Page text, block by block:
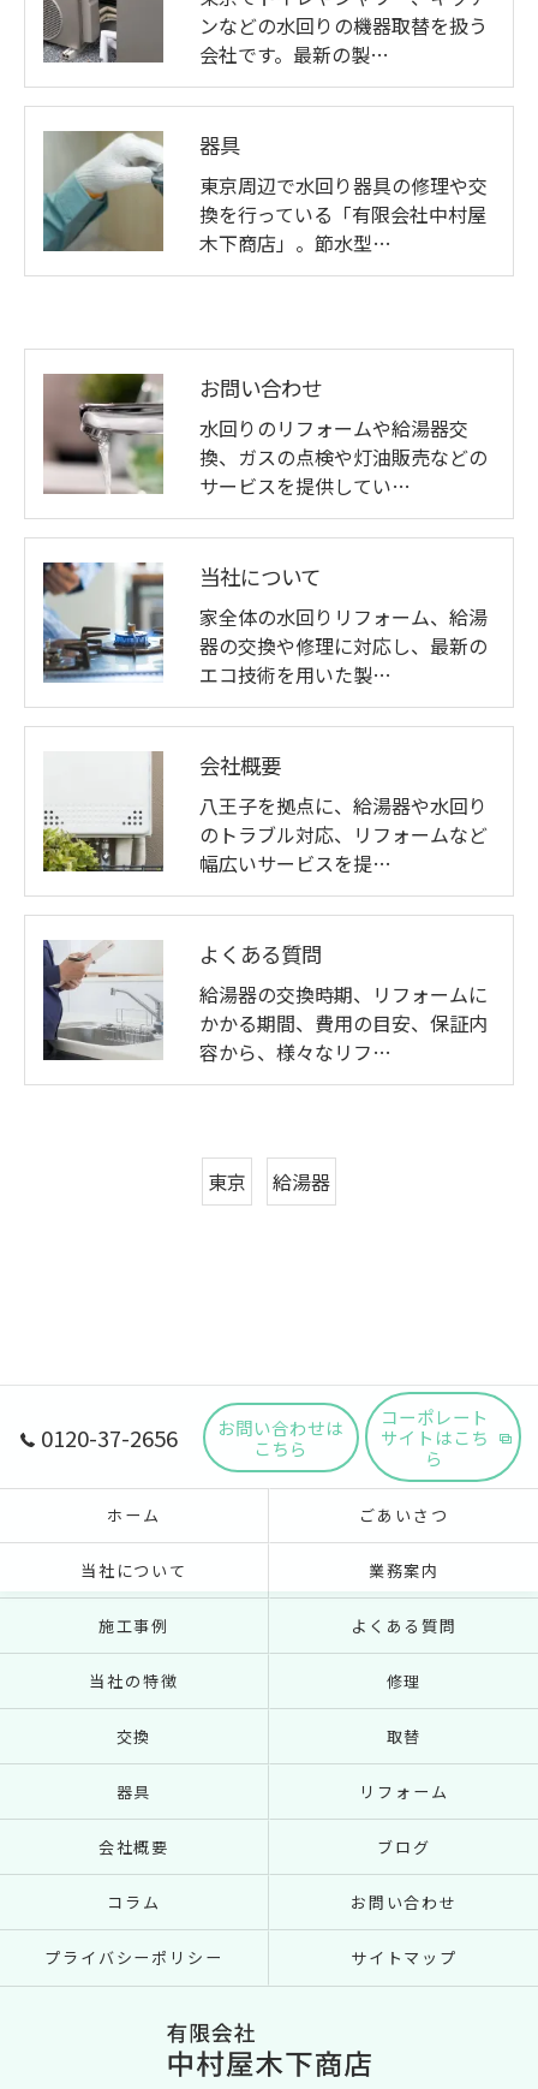
ンなどの水回りの機器取替を扱う
会社です。最新の製…
器具
東京周辺で水回り器具の修理や交
換を行っている「有限会社中村屋
木下商店」。節水型…
お問い合わせ
水回りのリフォームや給湯器交
換、ガスの点検や灯油販売などの
サービスを提供してい…
当社について
家全体の水回りリフォーム、給湯
器の交換や修理に対応し、最新の
エコ技術を用いた製…
会社概要
八王子を拠点に、給湯器や水回り
のトラブル対応、リフォームなど
幅広いサービスを提…
よくある質問
給湯器の交換時期、リフォームに
かかる期間、費用の目安、保証内
容から、様々なリフ…
東京 給湯器
0120-37-2656
お問い合わせは
こちら
コーポレート
サイトはこち
ら
ホーム ごあいさつ
当社について 業務案内
施工事例 よくある質問
当社の特徴 修理
交換 取替
器具 リフォーム
会社概要 ブログ
コラム お問い合わせ
プライバシーポリシー サイトマップ